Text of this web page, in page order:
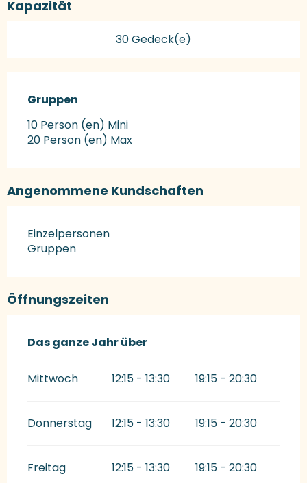
Kapazität
30 Gedeck(e)
Gruppen
Gruppen
10 Person (en) Mini
20 Person (en) Max
Angenommene Kundschaften
Einzelpersonen
Gruppen
Öffnungszeiten
Das ganze Jahr über
Das ganze Jahr über
Mittwoch 12:15 - 13:30 19:15 - 20:30
Donnerstag 12:15 - 13:30 19:15 - 20:30
Freitag 12:15 - 13:30 19:15 - 20:30